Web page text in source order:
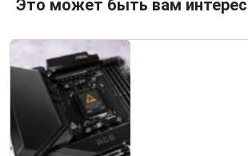
Это может быть вам